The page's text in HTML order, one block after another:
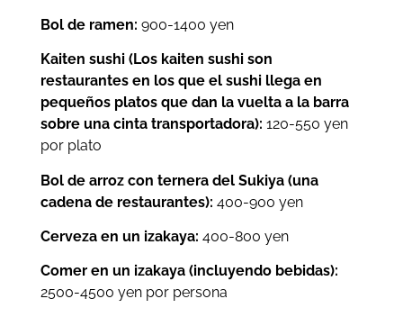
Bol de ramen: 900-1400 yen
Kaiten sushi (Los kaiten sushi son
restaurantes en los que el sushi llega en
pequeños platos que dan la vuelta a la barra
sobre una cinta transportadora): 120-550 yen
por plato
Bol de arroz con ternera del Sukiya (una
cadena de restaurantes): 400-900 yen
Cerveza en un izakaya: 400-800 yen
Comer en un izakaya (incluyendo bebidas):
2500-4500 yen por persona